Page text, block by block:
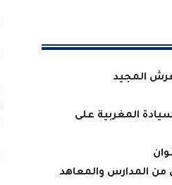
المجيد
المغربية على
المدارس والمعاهد